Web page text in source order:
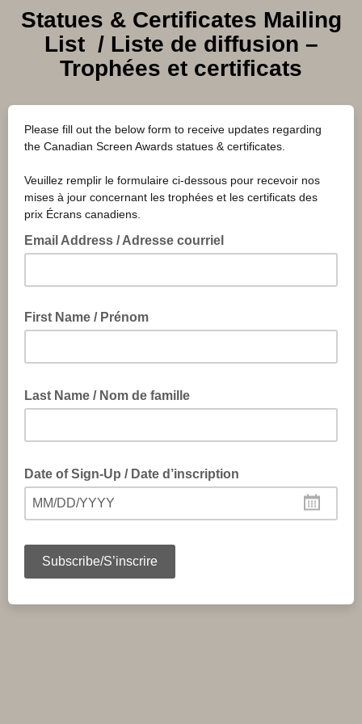
Statues & Certificates Mailing
List / Liste de diffusion –
Trophées et certificats
Please fill out the below form to receive updates regarding
the Canadian Screen Awards statues & certificates.
Veuillez remplir le formulaire ci-dessous pour recevoir nos
mises à jour concernant les trophées et les certificats des
prix Écrans canadiens.
Email Address / Adresse courriel
First Name / Prénom
Last Name / Nom de famille
Date of Sign-Up / Date d’inscription
MM/DD/YYYY
emails.